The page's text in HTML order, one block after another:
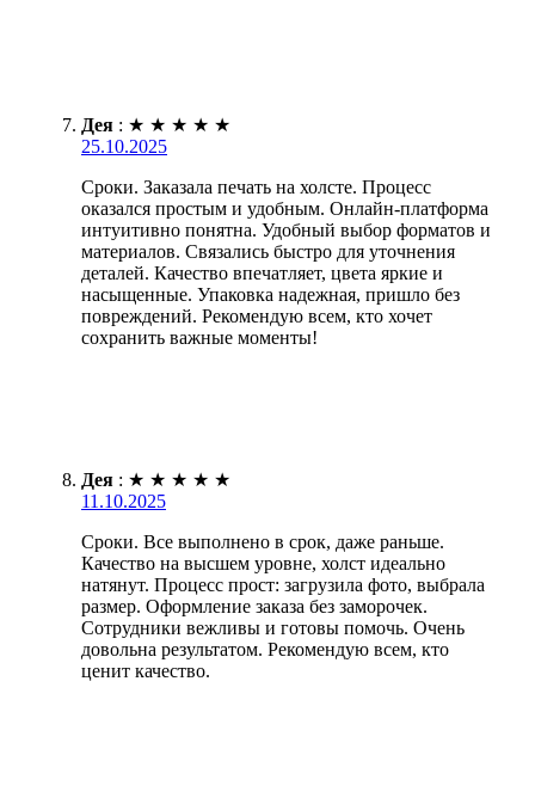
Дея : ★ ★ ★ ★ ★
25.10.2025
Сроки. Заказала печать на холсте. Процесс
оказался простым и удобным. Онлайн-платформа
интуитивно понятна. Удобный выбор форматов и
материалов. Связались быстро для уточнения
деталей. Качество впечатляет, цвета яркие и
насыщенные. Упаковка надежная, пришло без
повреждений. Рекомендую всем, кто хочет
сохранить важные моменты!
Дея : ★ ★ ★ ★ ★
11.10.2025
Сроки. Все выполнено в срок, даже раньше.
Качество на высшем уровне, холст идеально
натянут. Процесс прост: загрузила фото, выбрала
размер. Оформление заказа без заморочек.
Сотрудники вежливы и готовы помочь. Очень
довольна результатом. Рекомендую всем, кто
ценит качество.